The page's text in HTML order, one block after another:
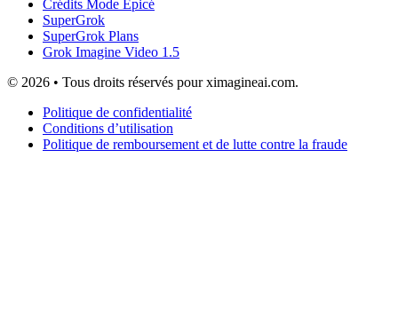
Crédits Mode Épicé
SuperGrok
SuperGrok Plans
Grok Imagine Video 1.5
© 2026 • Tous droits réservés pour ximagineai.com.
Politique de confidentialité
Conditions d’utilisation
Politique de remboursement et de lutte contre la fraude